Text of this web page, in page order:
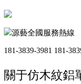
源藝全國服務熱線
181-3839-3981 181-
關于仿木紋鋁